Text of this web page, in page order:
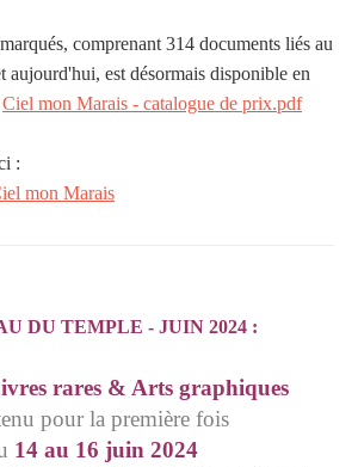
comprenant 314 documents liés au
aujourd'hui, est désormais disponible en
Ciel mon Marais - catalogue de prix.pdf
:
mon Marais
DU TEMPLE - JUIN 2024 :
rares & Arts graphiques
pour la première fois
14 au 16 juin 2024